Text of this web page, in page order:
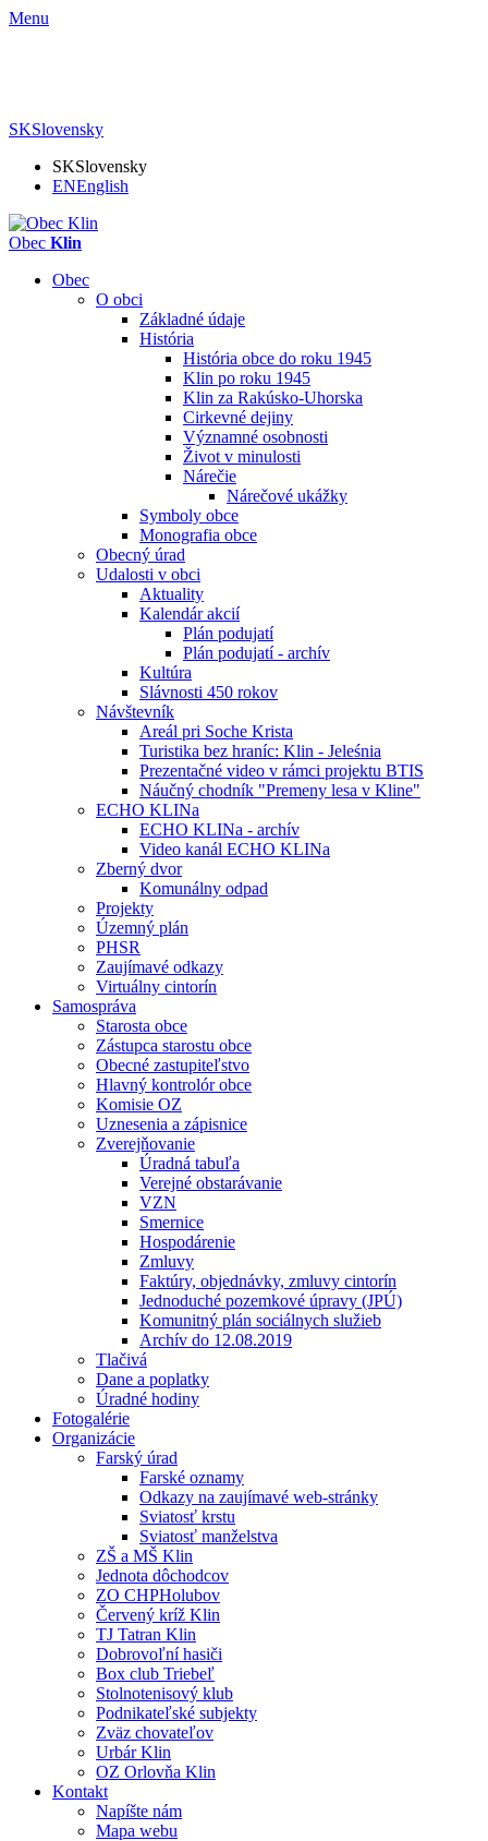
Menu
SKSlovensky
SKSlovensky
ENEnglish
Obec Klin
Obec
O obci
Základné údaje
História
História obce do roku 1945
Klin po roku 1945
Klin za Rakúsko-Uhorska
Cirkevné dejiny
Významné osobnosti
Život v minulosti
Nárečie
Nárečové ukážky
Symboly obce
Monografia obce
Obecný úrad
Udalosti v obci
Aktuality
Kalendár akcií
Plán podujatí
Plán podujatí - archív
Kultúra
Slávnosti 450 rokov
Návštevník
Areál pri Soche Krista
Turistika bez hraníc: Klin - Jeleśnia
Prezentačné video v rámci projektu BTIS
Náučný chodník "Premeny lesa v Kline"
ECHO KLINa
ECHO KLINa - archív
Video kanál ECHO KLINa
Zberný dvor
Komunálny odpad
Projekty
Územný plán
PHSR
Zaujímavé odkazy
Virtuálny cintorín
Samospráva
Starosta obce
Zástupca starostu obce
Obecné zastupiteľstvo
Hlavný kontrolór obce
Komisie OZ
Uznesenia a zápisnice
Zverejňovanie
Úradná tabuľa
Verejné obstarávanie
VZN
Smernice
Hospodárenie
Zmluvy
Faktúry, objednávky, zmluvy cintorín
Jednoduché pozemkové úpravy (JPÚ)
Komunitný plán sociálnych služieb
Archív do 12.08.2019
Tlačivá
Dane a poplatky
Úradné hodiny
Fotogalérie
Organizácie
Farský úrad
Farské oznamy
Odkazy na zaujímavé web-stránky
Sviatosť krstu
Sviatosť manželstva
ZŠ a MŠ Klin
Jednota dôchodcov
ZO CHPHolubov
Červený kríž Klin
TJ Tatran Klin
Dobrovoľní hasiči
Box club Triebeľ
Stolnotenisový klub
Podnikateľské subjekty
Zväz chovateľov
Urbár Klin
OZ Orlovňa Klin
Kontakt
Napíšte nám
Mapa webu